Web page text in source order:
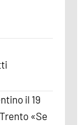
il 19
«Se